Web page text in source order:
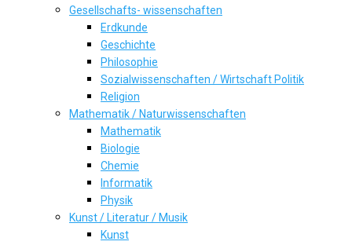
Gesellschafts- wissenschaften
Erdkunde
Geschichte
Philosophie
Sozialwissenschaften / Wirtschaft Politik
Religion
Mathematik / Naturwissenschaften
Mathematik
Biologie
Chemie
Informatik
Physik
Kunst / Literatur / Musik
Kunst